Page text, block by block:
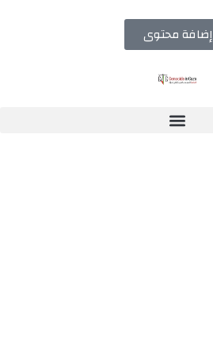
إضافة محتوى